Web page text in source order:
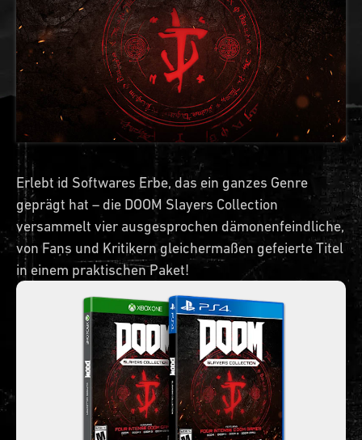
Erlebt id Softwares Erbe, das ein ganzes Genre
geprägt hat – die DOOM Slayers Collection
versammelt vier ausgesprochen dämonenfeindliche,
von Fans und Kritikern gleichermaßen gefeierte Titel
in einem praktischen Paket!